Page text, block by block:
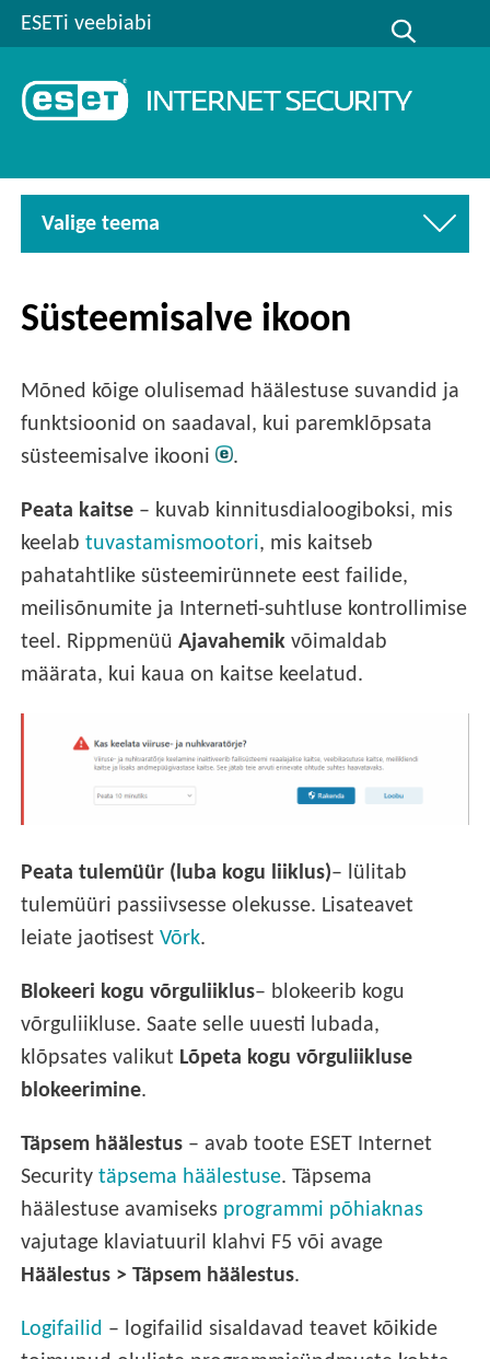
ESETi veebiabi
Valige teema
Süsteemisalve ikoon
Mõned kõige olulisemad häälestuse suvandid ja
funktsioonid on saadaval, kui paremklõpsata
süsteemisalve ikooni
.
Peata kaitse – kuvab kinnitusdialoogiboksi, mis
keelabtuvastamismootori, mis kaitseb
pahatahtlike süsteemirünnete eest failide,
meilisõnumite ja Interneti-suhtluse kontrollimise
teel. RippmenüüAjavahemik võimaldab
määrata, kui kaua on kaitse keelatud.
Peata tulemüür (luba kogu liiklus)– lülitab
tulemüüri passiivsesse olekusse. Lisateavet
leiate jaotisestVõrk.
Blokeeri kogu võrguliiklus– blokeerib kogu
võrguliikluse. Saate selle uuesti lubada,
klõpsates valikut Lõpeta kogu võrguliikluse
blokeerimine.
Täpsem häälestus – avab toote ESET Internet
Securitytäpsema häälestuse. Täpsema
häälestuse avamiseks programmi põhiaknas
vajutage klaviatuuril klahvi F5 või avage
Häälestus > Täpsem häälestus.
Logifailid – logifailid sisaldavad teavet kõikide